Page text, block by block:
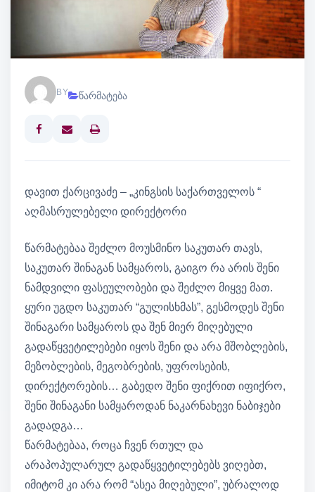
BY წარმატება
Print
დავით ქარცივაძე – „კინგსის საქართველოს “
აღმასრულებელი დირექტორი
წარმატებაა შეძლო მოუსმინო საკუთარ თავს,
საკუთარ შინაგან სამყაროს, გაიგო რა არის შენი
ნამდვილი ფასეულობები და შეძლო მიყვე მათ.
ყური უგდო საკუთარ “გულისხმას”, გესმოდეს შენი
შინაგარი სამყაროს და შენ მიერ მიღებული
გადაწყვეტილებები იყოს შენი და არა მშობლების,
მეზობლების, მეგობრების, უფროსების,
დირექტორების… გაბედო შენი ფიქრით იფიქრო,
შენი შინაგანი სამყაროდან ნაკარნახევი ნაბიჯები
გადადგა…
წარმატებაა, როცა ჩვენ რთულ და
არაპოპულარულ გადაწყვეტილებებს ვიღებთ,
იმიტომ კი არა რომ “ასეა მიღებული”, უბრალოდ